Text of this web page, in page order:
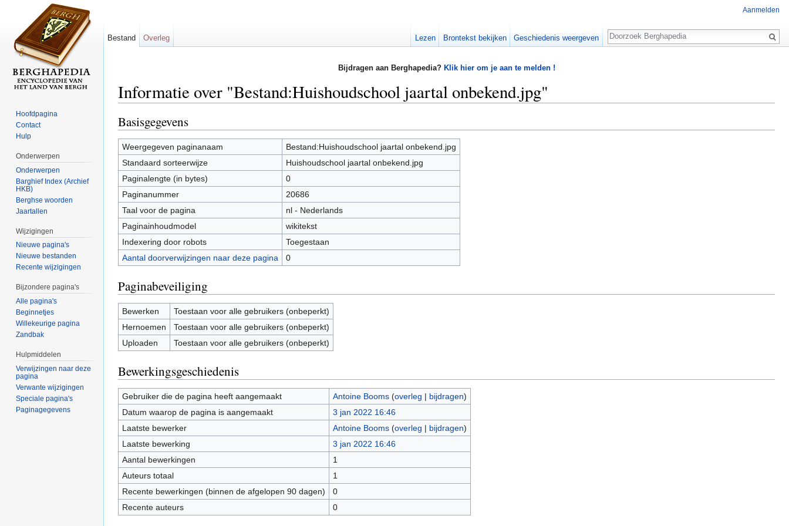
Bijdragen aan Berghapedia? Klik hier om je aan te melden !
Informatie over "Bestand:Huishoudschool jaartal onbekend.jpg"
Basisgegevens
Weergegeven paginanaam
Bestand:Huishoudschool jaartal onbekend.jpg
Standaard sorteerwijze
Huishoudschool jaartal onbekend.jpg
Paginalengte (in bytes)
0
Paginanummer
20686
Taal voor de pagina
nl - Nederlands
Paginainhoudmodel
wikitekst
Indexering door robots
Toegestaan
Aantal doorverwijzingen naar deze pagina
0
Paginabeveiliging
Bewerken
Toestaan voor alle gebruikers (onbeperkt)
Hernoemen
Toestaan voor alle gebruikers (onbeperkt)
Uploaden
Toestaan voor alle gebruikers (onbeperkt)
Bewerkingsgeschiedenis
Gebruiker die de pagina heeft aangemaakt Antoine Booms (overleg | bijdragen)
Datum waarop de pagina is aangemaakt
3 jan 2022 16:46
Laatste bewerker
Antoine Booms (overleg | bijdragen)
Laatste bewerking
3 jan 2022 16:46
Aantal bewerkingen
1
Auteurs totaal
1
Recente bewerkingen (binnen de afgelopen 90 dagen)
0
Recente auteurs
0
Aanmelden
Bestand Overleg Lezen Brontekst bekijken Geschiedenis weergeven
Zoeken
Hoofdpagina
Contact
Hulp
Onderwerpen
Onderwerpen
Barghief Index (Archief
HKB)
Berghse woorden
Jaartallen
Wijzigingen
Nieuwe pagina's
Nieuwe bestanden
Recente wijzigingen
Bijzondere pagina's
Alle pagina's
Beginnetjes
Willekeurige pagina
Zandbak
Hulpmiddelen
Verwijzingen naar deze
pagina
Verwante wijzigingen
Speciale pagina's
Paginagegevens